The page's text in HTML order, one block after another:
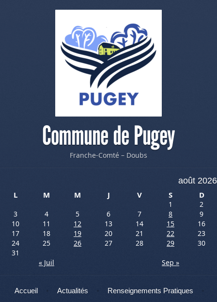
Commune de Pugey
Franche-Comté – Doubs
août 2026
L
M M J V S D
1
2
3
4 5 6 7 8
9
10
11 12 13 14 15
16
17
18 19 20 21 22
23
24
25 26 27 28 29
30
31
« Juil
Sep »
Menu
Aller au contenu
Accueil Actualités Renseignements Pratiques